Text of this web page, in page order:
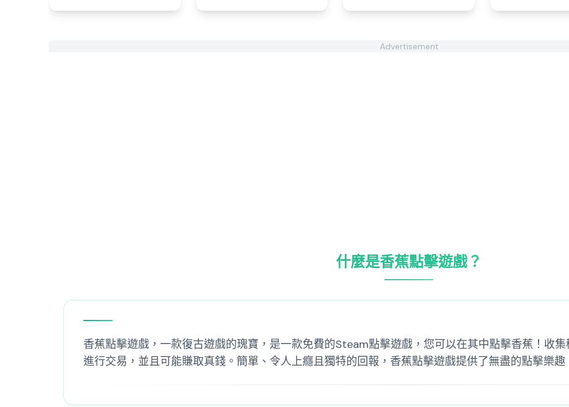
Advertisement
什麼是香蕉點擊遊戲？
香蕉點擊遊戲，一款復古遊戲的瑰寶，是一款免費的Steam點擊遊戲，您可以在其中點擊香蕉！收
進行交易，並且可能賺取真錢。簡單、令人上癮且獨特的回報，香蕉點擊遊戲提供了無盡的點擊樂趣